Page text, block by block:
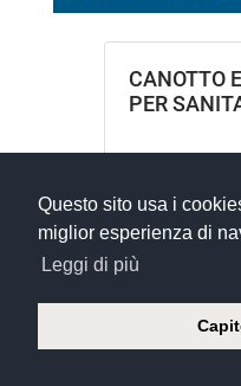
Questo sito usa i
miglior esperienza di
Leggi di più
CANOTTO
PER